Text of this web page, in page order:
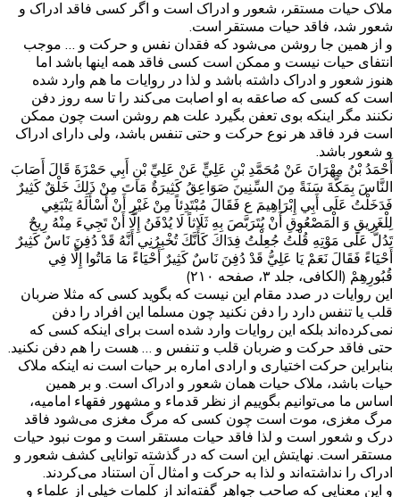
ملاک حیات مستقر، شعور و ادراک است و اگر کسی فاقد ادراک و
شعور شد، فاقد حیات مستقر است.
و از همین جا روشن می‌شود که فقدان نفس و حرکت و … موجب
انتفای حیات نیست و ممکن است کسی فاقد همه اینها باشد اما
هنوز شعور و ادراک داشته باشد و لذا در روایات ما هم وارد شده
است که کسی که صاعقه به او اصابت می‌کند را تا سه روز دفن
نکنند مگر اینکه بوی تعفن بگیرد علت هم روشن است چون ممکن
است فرد فاقد هر نوع حرکت و حتی تنفس باشد، ولی دارای ادراک
و شعور باشد.
أَحْمَدُ بْنُ مِهْرَانَ عَنْ مُحَمَّدِ بْنِ عَلِيٍّ عَنْ عَلِيِّ بْنِ أَبِي حَمْزَةَ قَالَ أَصَابَ
النَّاسَ بِمَكَّةَ سَنَةً مِنَ السِّنِينَ صَوَاعِقُ كَثِيرَةٌ مَاتَ مِنْ ذَلِكَ خَلْقٌ كَثِيرٌ
فَدَخَلْتُ عَلَى أَبِي إِبْرَاهِيمَ ع فَقَالَ مُبْتَدِئاً مِنْ غَيْرِ أَنْ أَسْأَلَهُ يَنْبَغِي
لِلْغَرِيقِ وَ الْمَصْعُوقِ أَنْ يُتَرَبَّصَ بِهِ ثَلَاثاً لَا يُدْفَنُ إِلَّا أَنْ تَجِي‌ءَ مِنْهُ رِيحٌ
تَدُلُّ عَلَى مَوْتِهِ قُلْتُ جُعِلْتُ فِدَاكَ كَأَنَّكَ تُخْبِرُنِي أَنَّهُ قَدْ دُفِنَ نَاسٌ كَثِيرٌ
أَحْيَاءً فَقَالَ نَعَمْ يَا عَلِيُّ قَدْ دُفِنَ نَاسٌ كَثِيرٌ أَحْيَاءً مَا مَاتُوا إِلَّا فِي
قُبُورِهِمْ‌ (الکافی، جلد ۳، صفحه ۲۱۰)
این روایات در صدد مقام این نیست که بگوید کسی که مثلا ضربان
قلب یا تنفس دارد را دفن نکنید چون مسلما این افراد را دفن
نمی‌کرده‌اند بلکه این روایات وارد شده است برای اینکه کسی که
حتی فاقد حرکت و ضربان قلب و تنفس و … هست را هم دفن نکنید.
بنابراین حرکت اختیاری و ارادی اماره بر حیات است نه اینکه ملاک
حیات باشد، ملاک حیات همان شعور و ادراک است. و بر همین
اساس ما می‌توانیم بگوییم از نظر قدماء و مشهور فقهاء امامیه،
مرگ مغزی، موت است چون کسی که مرگ مغزی می‌شود فاقد
درک و شعور است و لذا فاقد حیات مستقر است و موت نبود حیات
مستقر است. نهایتش این است که در گذشته توانایی کشف شعور و
ادراک را نداشته‌اند و لذا به حرکت و امثال آن استناد می‌کردند.
و این معنایی که صاحب جواهر گفته‌اند از کلمات خیلی از علماء و